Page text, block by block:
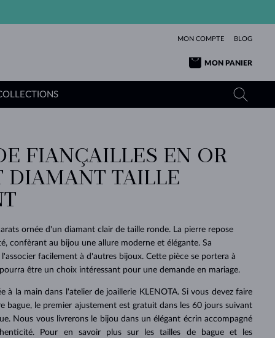
MON COMPTE BLOG
MON PANIER
DE SES
RÊVES
DÉCOUVRIR
DÉCOUVRIR
OR JAUNE
OR ROSE
BEAUTÉ
PURE
DÉCOUVRIR
TANZANITES
TOPAZES
POUR BÉBÉS
PLUS
BELLES
DÉCOUVRIR
TOURMALINES
MOLDAVITES
OR BLANC
PENDENTIFS
DÉCOUVRIR
INTEMPORELS
DÉCOUVRIR
DES
PERLES
DÉCOUVRIR
SAPHIRS
ÉMERAUDES
MARIAGE
AUTHENTIQUES
DÉCOUVRIR
BEAUTÉ
DÉCOUVRIR
EXCEPTIONNELLES
DÉCOUVRIR
FIANÇAILLES EN OR
DIAMANT TAILLE
ornée d'un diamant clair de taille ronde. La pierre repose
confèrant au bijou une allure moderne et élégante. Sa
facilement à d'autres bijoux. Cette pièce se portera à
être un choix intéressant pour une demande en mariage.
à la main dans l'atelier de joaillerie KLENOTA. Si vous devez faire
bague, le premier ajustement est gratuit dans les 60 jours suivant
Nous vous livrerons le bijou dans un élégant écrin accompagné
Pour en savoir plus sur les tailles de bague et les